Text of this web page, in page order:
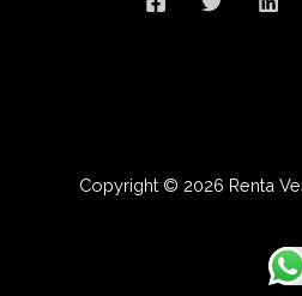
Copyright © 2026 Renta